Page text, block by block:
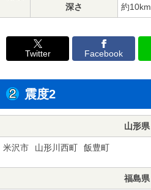
深さ 約10km
Twitter Facebook
震度2
山形県
米沢市 山形川西町 飯豊町
福島県